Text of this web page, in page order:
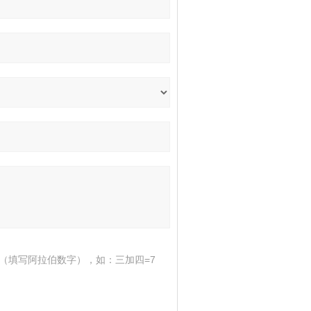
填写阿拉伯数字），如：三加四=7